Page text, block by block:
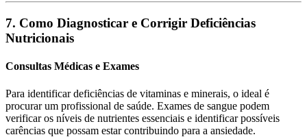
7. Como Diagnosticar e Corrigir Deficiências
Nutricionais
Consultas Médicas e Exames
Para identificar deficiências de vitaminas e minerais, o ideal é
procurar um profissional de saúde. Exames de sangue podem
verificar os níveis de nutrientes essenciais e identificar possíveis
carências que possam estar contribuindo para a ansiedade.